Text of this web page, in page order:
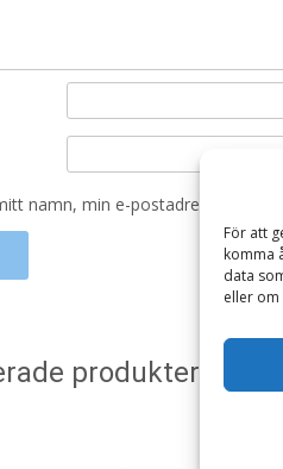
För att
komma
data
eller om
namn, min e-postadress och
produkter